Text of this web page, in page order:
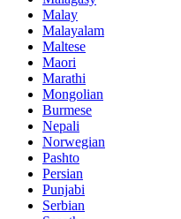
Malay
Malayalam
Maltese
Maori
Marathi
Mongolian
Burmese
Nepali
Norwegian
Pashto
Persian
Punjabi
Serbian